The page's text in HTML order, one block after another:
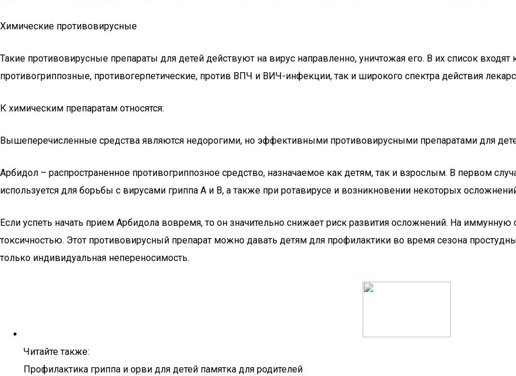
Химические противовирусные
Такие противовирусные препараты для детей действуют на вирус направленно, уничтожая его. В их список
противогриппозные, противогерпетические, против ВПЧ и ВИЧ-инфекции, так и широкого спектра действия
К химическим препаратам относятся:
Вышеперечисленные средства являются недорогими, но эффективными противовирусными препаратами для
Арбидол – распространенное противогриппозное средство, назначаемое как детям, так и взрослым. В первом
используется для борьбы с вирусами гриппа А и В, а также при ротавирусе и возникновении некоторых
Если успеть начать прием Арбидола вовремя, то он значительно снижает риск развития осложнений. На иммунную
токсичностью. Этот противовирусный препарат можно давать детям для профилактики во время сезона
только индивидуальная непереносимость.
Читайте также:
Профилактика гриппа и орви для детей памятка для родителей